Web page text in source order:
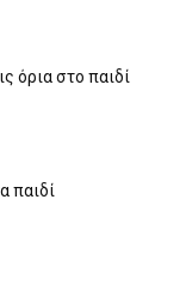
όρια στο παιδί
παιδί